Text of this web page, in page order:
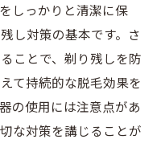
しっかりと清潔に保
し対策の基本です。さ
ことで、剃り残しを防
て持続的な脱毛効果を
の使用には注意点があ
な対策を講じることが